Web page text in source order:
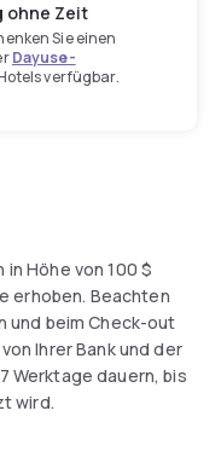
ohne Zeit
Sie einen
Dayuse-
verfügbar.
in Höhe von100 $
erhoben. Beachten
und beim Check-out
Ihrer Bank und der
Werktage dauern, bis
wird.